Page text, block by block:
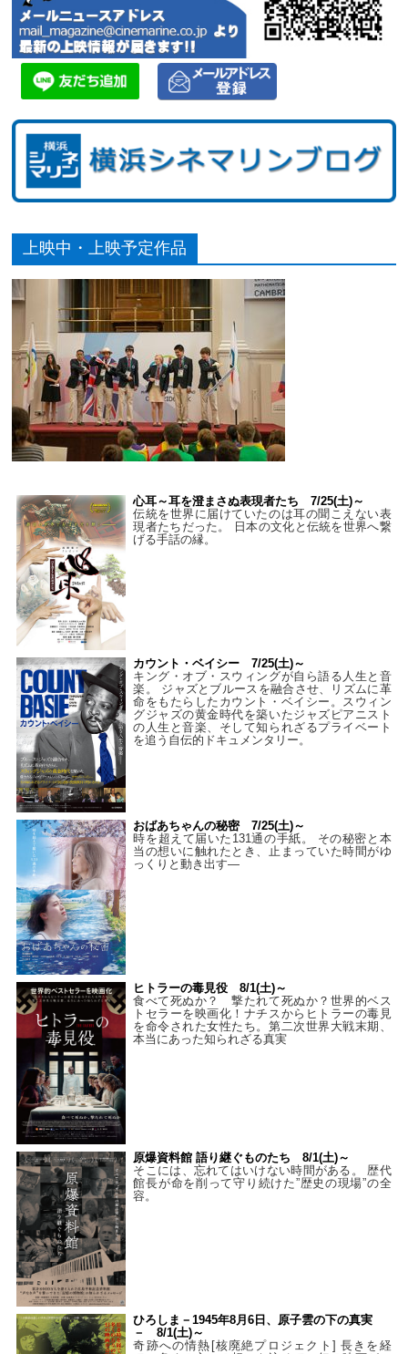
上映中・上映予定作品
心耳～耳を澄まさぬ表現者たち 7/25(土)～
伝統を世界に届けていたのは耳の聞こえない表
現者たちだった。 日本の文化と伝統を世界へ繋
げる手話の縁。
カウント・ベイシー 7/25(土)～
キング・オブ・スウィングが自ら語る人生と音
楽。 ジャズとブルースを融合させ、リズムに革
命をもたらしたカウント・ベイシー。スウィン
グジャズの黄金時代を築いたジャズピアニスト
の人生と音楽、そして知られざるプライベート
を追う自伝的ドキュメンタリー。
おばあちゃんの秘密 7/25(土)～
時を超えて届いた131通の手紙。 その秘密と本
当の想いに触れたとき、止まっていた時間がゆ
っくりと動き出す―
ヒトラーの毒見役 8/1(土)～
食べて死ぬか？ 撃たれて死ぬか？世界的ベス
トセラーを映画化！ナチスからヒトラーの毒見
を命令された女性たち。第二次世界大戦末期、
本当にあった知られざる真実
原爆資料館 語り継ぐものたち 8/1(土)～
そこには、忘れてはいけない時間がある。 歴代
館長が命を削って守り続けた”歴史の現場”の全
容。
ひろしま－1945年8月6日、原子雲の下の真実
－ 8/1(土)～
奇跡への情熱[核廃絶プロジェクト] 長きを経